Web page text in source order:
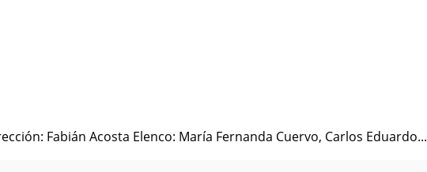
Fabián Acosta Elenco: María Fernanda Cuervo, Carlos Eduardo...